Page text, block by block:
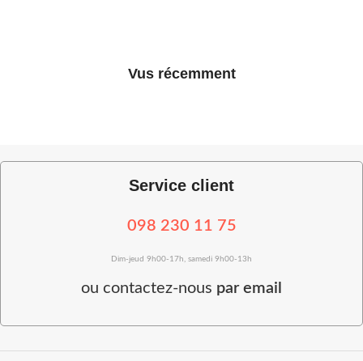
Vus récemment
Service client
098 230 11 75
Dim-jeud 9h00-17h, samedi 9h00-13h
ou contactez-nous par email